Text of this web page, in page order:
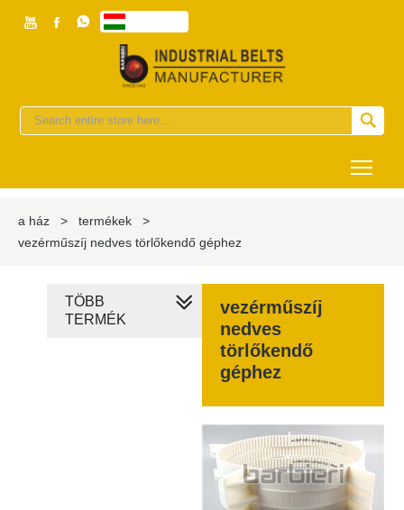
  

a ház > termékek
>
vezérműszíj nedves törlőkendő géphez
vezérműszíj
nedves
törlőkendő
géphez
TÖBB
TERMÉK